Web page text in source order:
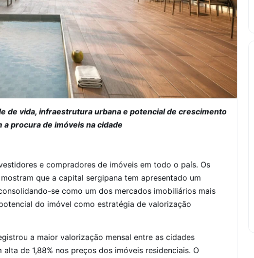
de vida, infraestrutura urbana e potencial de crescimento
a procura de imóveis na cidade
e compradores de imóveis em todo o país. Os
que a capital sergipana tem apresentado um
se como um dos mercados imobiliários mais
do imóvel como estratégia de valorização
a maior valorização mensal entre as cidades
de 1,88% nos preços dos imóveis residenciais. O